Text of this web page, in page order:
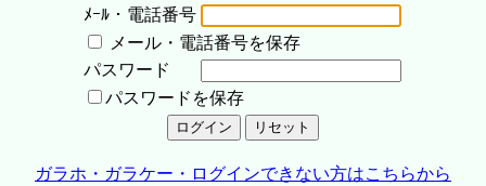
ﾒｰﾙ・電話番号
メール・電話番号を保存
パスワード
パスワードを保存
ガラホ・ガラケー・ログインできない方はこちらから